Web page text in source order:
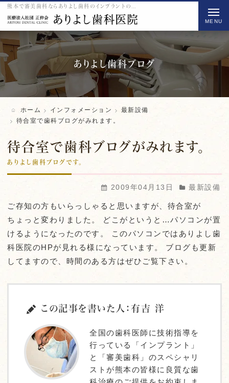
ありよし歯科ブログ
ホーム インフォメーション
最新設備
待合室で歯科ブログがみれます。
待合室で歯科ブログがみれます。
ありよし歯科ブログです。
2009年04月13日 最新設備
ご存知の方もいらっしゃると思いますが、待合室が
ちょっと変わりました。 どこがというと…パソコンが置
けるようになったのです。 このパソコンではありよし歯
科医院のHPが見れる様になっています。 ブログも更新
してますので、時間のある方はぜひご覧下さい。
この記事を書いた人：有吉 洋
全国の歯科医師に技術指導を
行っている「インプラント」
と「審美歯科」のスペシャリ
ストが熊本の皆様に良質な歯
t
o
g
l
t
i
n